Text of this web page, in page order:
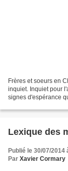
Frères et soeurs en
inquiet. Inquiet pour
signes d'espérance
Lexique des
Publié le 30/07/2014
Par Xavier Cormary